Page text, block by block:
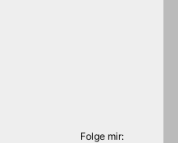
Folge mir: